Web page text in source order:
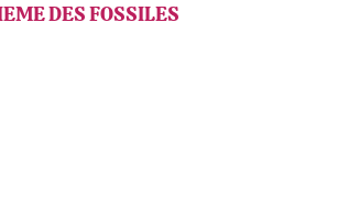
DES FOSSILES